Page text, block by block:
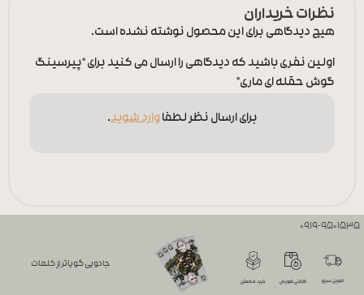
نظرات خریداران
هیچ دیدگاهی برای این محصول نوشته نشده است.
اولین نفری باشید که دیدگاهی را ارسال می کنید برای “پیرسینگ
گوش حقله ای ماری”
برای ارسال نظر لطفاوارد شوید.
0919-9501535
تحویل سریع گارانتی تعویض خرید مطمئن
جادویی گویاتر از کلمات